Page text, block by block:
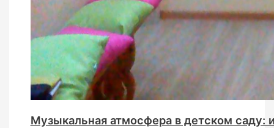
Музыкальная атмосфера в детском саду: